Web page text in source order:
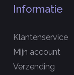
Informatie
Klantenservice
Mijn account
Verzending